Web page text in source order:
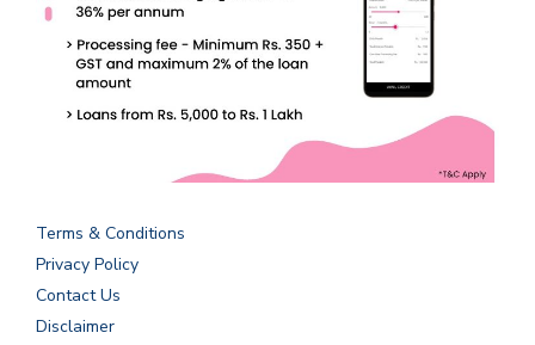
Terms & Conditions
Privacy Policy
Contact Us
Disclaimer